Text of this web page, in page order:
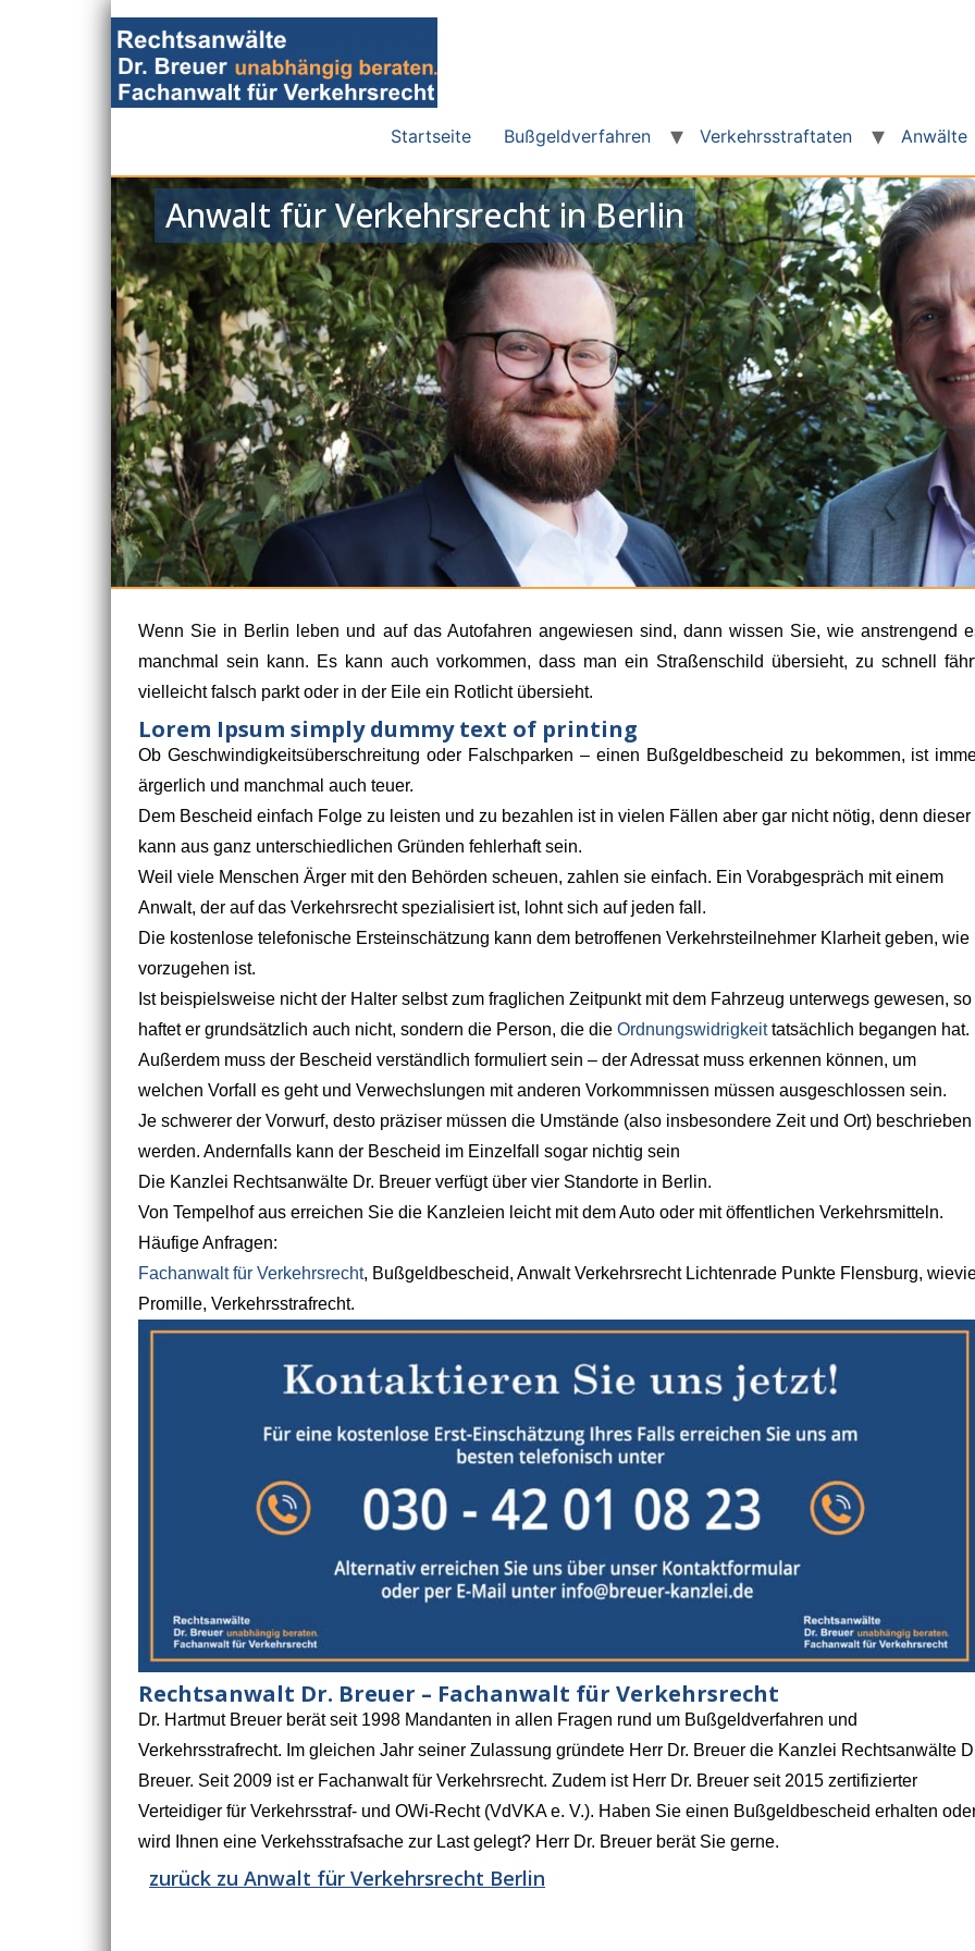
Startseite Bußgeldverfahren Verkehrsstraftaten Anwälte
Anwalt für Verkehrsrecht in Berlin
Wenn Sie in Berlin leben und auf das Autofahren angewiesen sind, dann wissen Sie, wie anstrengend
manchmal sein kann. Es kann auch vorkommen, dass man ein Straßenschild übersieht, zu schnell
vielleicht falsch parkt oder in der Eile ein Rotlicht übersieht.
Lorem Ipsum simply dummy text of printing
Ob Geschwindigkeitsüberschreitung oder Falschparken – einen Bußgeldbescheid zu bekommen, ist
ärgerlich und manchmal auch teuer.
Dem Bescheid einfach Folge zu leisten und zu bezahlen ist in vielen Fällen aber gar nicht nötig, denn dieser
kann aus ganz unterschiedlichen Gründen fehlerhaft sein.
Weil viele Menschen Ärger mit den Behörden scheuen, zahlen sie einfach. Ein Vorabgespräch mit einem
Anwalt, der auf das Verkehrsrecht spezialisiert ist, lohnt sich auf jeden fall.
Die kostenlose telefonische Ersteinschätzung kann dem betroffenen Verkehrsteilnehmer Klarheit geben, wie
vorzugehen ist.
Ist beispielsweise nicht der Halter selbst zum fraglichen Zeitpunkt mit dem Fahrzeug unterwegs gewesen, so
haftet er grundsätzlich auch nicht, sondern die Person, die die Ordnungswidrigkeittatsächlich begangen hat.
Außerdem muss der Bescheid verständlich formuliert sein – der Adressat muss erkennen können, um
welchen Vorfall es geht und Verwechslungen mit anderen Vorkommnissen müssen ausgeschlossen sein.
Je schwerer der Vorwurf, desto präziser müssen die Umstände (also insbesondere Zeit und Ort) beschrieben
werden. Andernfalls kann der Bescheid im Einzelfall sogar nichtig sein
Die Kanzlei Rechtsanwälte Dr. Breuer verfügt über vier Standorte in Berlin.
Von Tempelhof aus erreichen Sie die Kanzleien leicht mit dem Auto oder mit öffentlichen Verkehrsmitteln.
Häufige Anfragen:
Fachanwalt für Verkehrsrecht, Bußgeldbescheid, Anwalt Verkehrsrecht Lichtenrade Punkte Flensburg,
Promille, Verkehrsstrafrecht.
Rechtsanwalt Dr. Breuer – Fachanwalt für Verkehrsrecht
Dr. Hartmut Breuer berät seit 1998 Mandanten in allen Fragen rund um Bußgeldverfahren und
Verkehrsstrafrecht. Im gleichen Jahr seiner Zulassung gründete Herr Dr. Breuer die Kanzlei Rechtsanwälte
Breuer. Seit 2009 ist er Fachanwalt für Verkehrsrecht. Zudem ist Herr Dr. Breuer seit 2015 zertifizierter
Verteidiger für Verkehrsstraf- und OWi-Recht (VdVKA e. V.). Haben Sie einen Bußgeldbescheid erhalten
wird Ihnen eine Verkehsstrafsache zur Last gelegt? Herr Dr. Breuer berät Sie gerne.
zurück zu Anwalt für Verkehrsrecht Berlin